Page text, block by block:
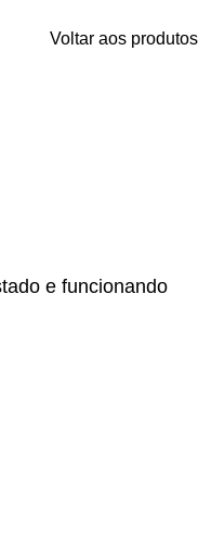
Voltar aos produtos
e funcionando